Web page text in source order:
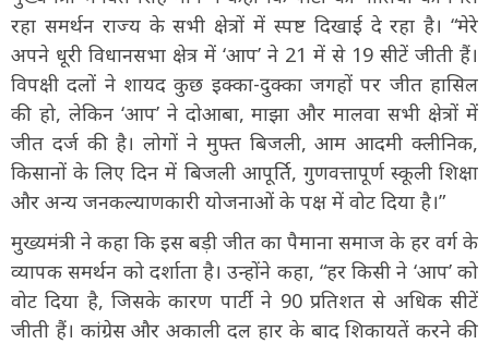
रहा समर्थन राज्य के सभी क्षेत्रों में स्पष्ट दिखाई दे रहा है। “मेरे
अपने धूरी विधानसभा क्षेत्र में ‘आप’ ने 21 में से 19 सीटें जीती हैं।
विपक्षी दलों ने शायद कुछ इक्का-दुक्का जगहों पर जीत हासिल
की हो, लेकिन ‘आप’ ने दोआबा, माझा और मालवा सभी क्षेत्रों में
जीत दर्ज की है। लोगों ने मुफ्त बिजली, आम आदमी क्लीनिक,
किसानों के लिए दिन में बिजली आपूर्ति, गुणवत्तापूर्ण स्कूली शिक्षा
और अन्य जनकल्याणकारी योजनाओं के पक्ष में वोट दिया है।”
मुख्यमंत्री ने कहा कि इस बड़ी जीत का पैमाना समाज के हर वर्ग के
व्यापक समर्थन को दर्शाता है। उन्होंने कहा, “हर किसी ने ‘आप’ को
वोट दिया है, जिसके कारण पार्टी ने 90 प्रतिशत से अधिक सीटें
जीती हैं। कांग्रेस और अकाली दल हार के बाद शिकायतें करने की